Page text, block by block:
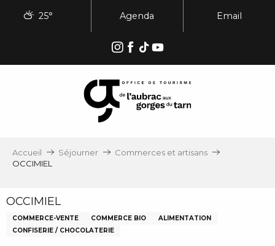
25° Agenda Email
Accueil Séjourner
Commerces et artisans
OCCIMIEL
OCCIMIEL
COMMERCE-VENTE COMMERCE BIO
ALIMENTATION
CONFISERIE / CHOCOLATERIE